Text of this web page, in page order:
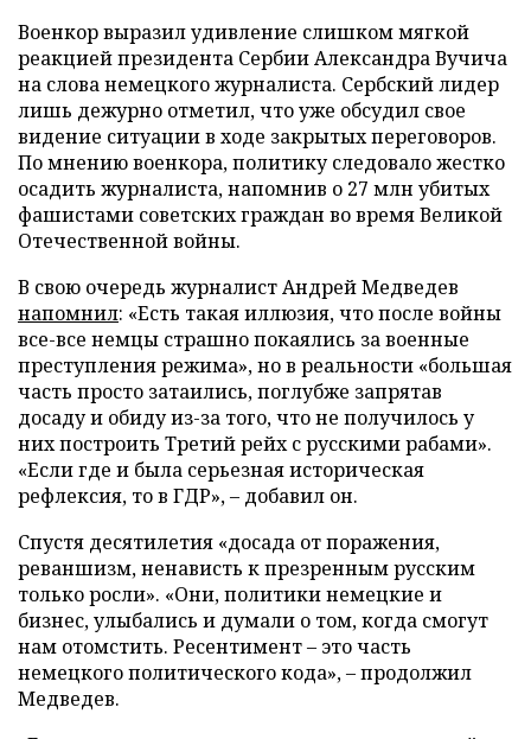
Военкор выразил удивление слишком мягкой
реакцией президента Сербии Александра Вучича
на слова немецкого журналиста. Сербский лидер
лишь дежурно отметил, что уже обсудил свое
видение ситуации в ходе закрытых переговоров.
По мнению военкора, политику следовало жестко
осадить журналиста, напомнив о 27 млн убитых
фашистами советских граждан во время Великой
Отечественной войны.
В свою очередь журналист Андрей Медведев
напомнил: «Есть такая иллюзия, что после войны
все-все немцы страшно покаялись за военные
преступления режима», но в реальности «большая
часть просто затаились, поглубже запрятав
досаду и обиду из-за того, что не получилось у
них построить Третий рейх с русскими рабами».
«Если где и была серьезная историческая
рефлексия, то в ГДР», – добавил он.
Спустя десятилетия «досада от поражения,
реваншизм, ненависть к презренным русским
только росли». «Они, политики немецкие и
бизнес, улыбались и думали о том, когда смогут
нам отомстить. Ресентимент – это часть
немецкого политического кода», – продолжил
Медведев.